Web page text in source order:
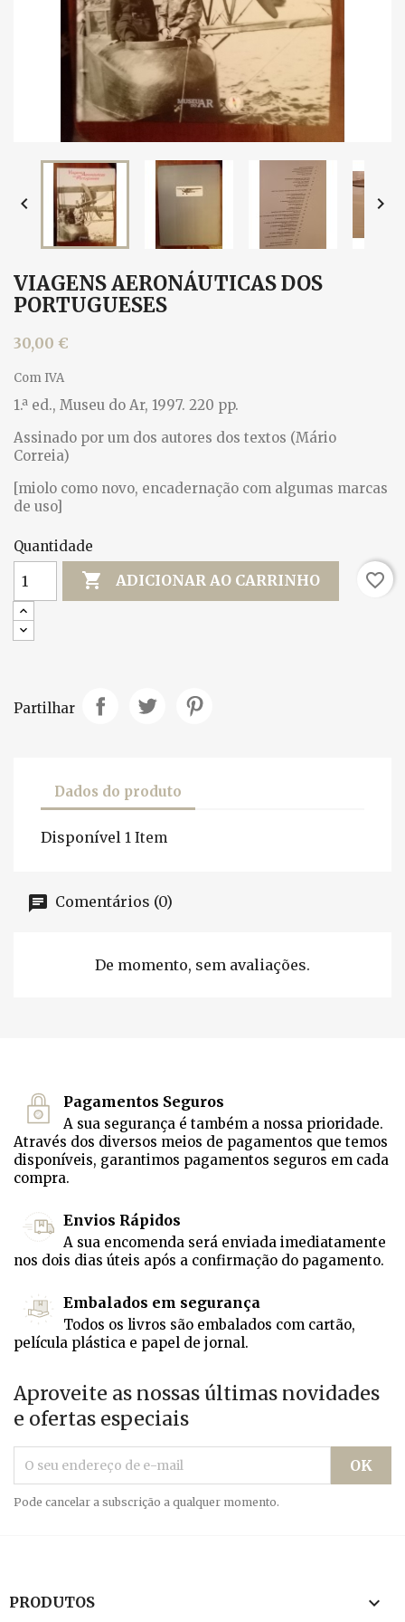
 
VIAGENS AERONÁUTICAS DOS
PORTUGUESES
30,00 €
Com IVA
1.ª ed., Museu do Ar, 1997. 220 pp.
Assinado por um dos autores dos textos (Mário
Correia)
[miolo como novo, encadernação com algumas marcas
de uso]
Quantidade
 ADICIONAR AO CARRINHO favorite_border
Partilhar
Dados do produto
Disponível 1 Item
Comentários (0)
De momento, sem avaliações.
Pagamentos Seguros
A sua segurança é também a nossa prioridade.
Através dos diversos meios de pagamentos que temos
disponíveis, garantimos pagamentos seguros em cada
compra.
Envios Rápidos
A sua encomenda será enviada imediatamente
nos dois dias úteis após a confirmação do pagamento.
Embalados em segurança
Todos os livros são embalados com cartão,
película plástica e papel de jornal.
Aproveite as nossas últimas novidades
e ofertas especiais
Pode cancelar a subscrição a qualquer momento.
PRODUTOS 